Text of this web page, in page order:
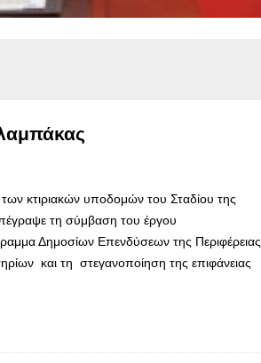
κτιριακών υποδομών του Σταδίου της
τη σύμβαση του έργου
Δημοσίων Επενδύσεων της Περιφέρειας
και τη στεγανοποίηση της επιφάνειας